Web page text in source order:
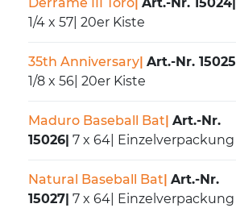
1/4 x 57 20er Kiste
35th Anniversary Art.-Nr. 15025
1/8 x 56 20er Kiste
Maduro Baseball Bat Art.-Nr.
15026 7 x 64 Einzelverpackung
Natural Baseball Bat Art.-Nr.
15027 7 x 64 Einzelverpackung